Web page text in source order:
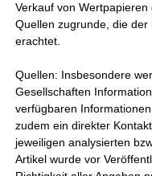
Verkauf von
Quellen zugrunde, die
erachtet.
Quellen: Insbesondere
Gesellschaften
verfügbaren
zudem ein direkter
jeweiligen analysierten
Artikel wurde vor